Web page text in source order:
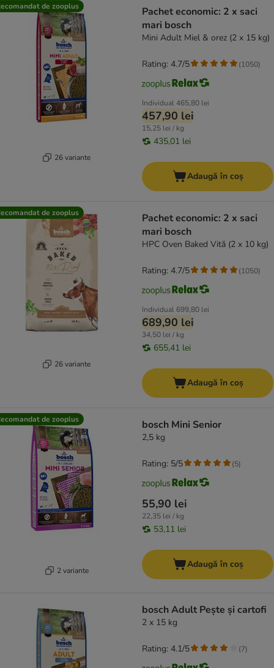
de zooplus
26 variante
Pachet economic: 2 x saci
mari bosch
Mini Adult Miel & orez (2 x 15 kg)
Individual465,80 lei
457,90 lei
15,25 lei / kg
435,01 lei
Rating: 4.7/5 (1050)
Adaugă în coș
de zooplus
26 variante
Pachet economic: 2 x saci
mari bosch
HPC Oven Baked Vită (2 x 10 kg)
Individual 699,80 lei
689,90 lei
34,50 lei / kg
655,41 lei
Rating: 4.7/5 (1050)
Adaugă în coș
de zooplus
2 variante
bosch Mini Senior
2,5 kg
55,90 lei
22,35 lei / kg
53,11 lei
Rating: 5/5 (5)
Adaugă în coș
bosch Adult Pește și cartofi
2 x 15 kg
Rating: 4.1/5 (7)